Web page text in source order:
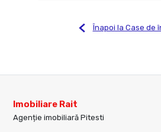
Înapoi la Case de
Imobiliare Rait
Agenție imobiliară Pitesti